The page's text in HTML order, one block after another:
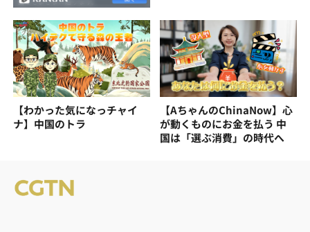
【わかった気になっチャイ
ナ】中国のトラ
【AちゃんのChinaNow】心
が動くものにお金を払う 中
国は「選ぶ消費」の時代へ